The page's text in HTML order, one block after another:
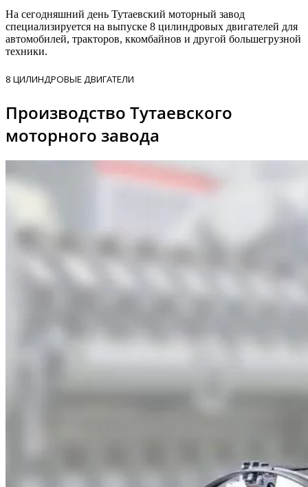
На сегодняшний день Тутаевский моторный завод
специализируется на выпуске 8 цилиндровых двигателей для
автомобилей, тракторов, ккомбайнов и другой большегрузной
техники.
8 ЦИЛИНДРОВЫЕ ДВИГАТЕЛИ​
Производство Тутаевского
моторного завода